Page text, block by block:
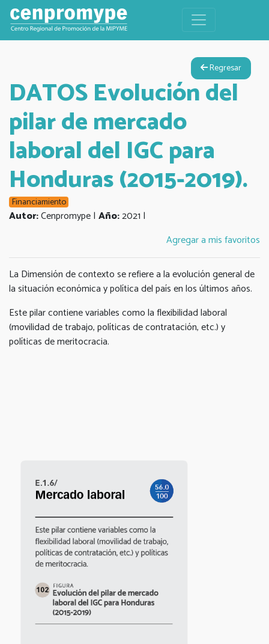
Regresar
DATOS Evolución del
pilar de mercado
laboral del IGC para
Honduras (2015-2019).
Financiamiento
Autor:Cenpromype | Año:2021 |
Agregar a mis favoritos
La Dimensión de contexto se refiere a la evolución general de
la situación económica y política del país en los últimos años.
Este pilar contiene variables como la flexibilidad laboral
(movilidad de trabajo, políticas de contratación, etc.) y
políticas de meritocracia.